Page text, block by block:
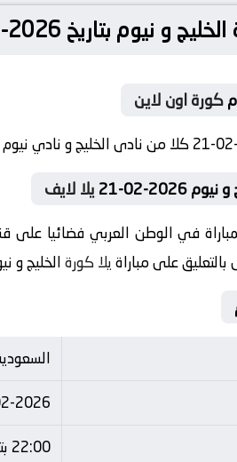
02-21 في دوري السعودية, الدوري السعودي
كورة اون لاين
02-21 يلا لايف
في الوطن العربي فضائيا على
على مباراةيلا كورةالخليج و
2026
22:00 بتوقيت Asia/Riyadh